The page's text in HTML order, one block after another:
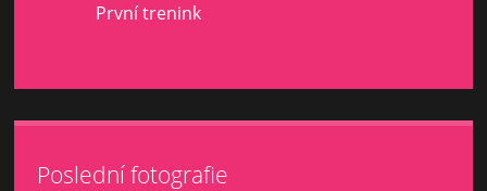
První trenink
Poslední fotografie